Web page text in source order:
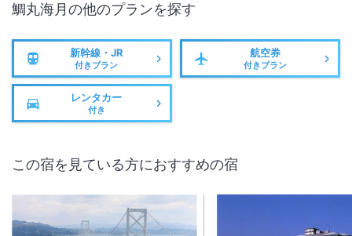
鯛丸海月の他のプランを探す
新幹線・JR
付きプラン
航空券
付きプラン
レンタカー
付き
この宿を見ている方におすすめの宿